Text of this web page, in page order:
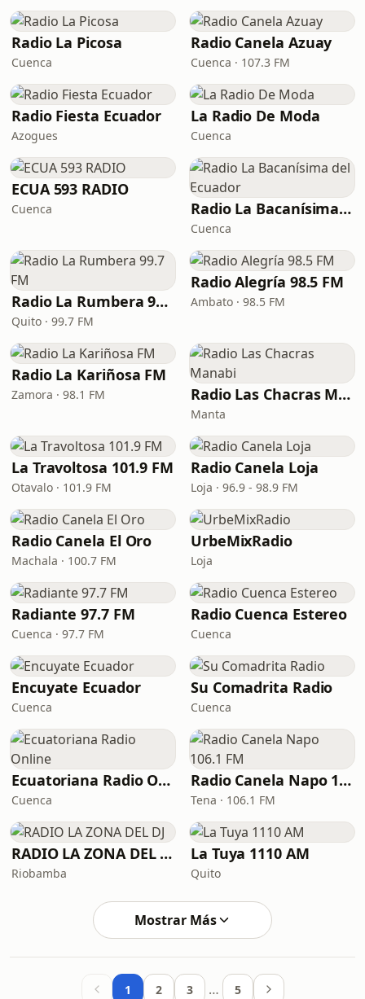
Radio La Picosa
Cuenca
Radio Canela Azuay
Cuenca · 107.3 FM
Radio Fiesta Ecuador
Azogues
La Radio De Moda
Cuenca
ECUA 593 RADIO
Cuenca Radio La Bacanísima del Ecuador
Cuenca
Radio La Rumbera 99.7 FM
Quito · 99.7 FM
Radio Alegría 98.5 FM
Ambato · 98.5 FM
Radio La Kariñosa FM
Zamora · 98.1 FM Radio Las Chacras Manabi
Manta
La Travoltosa 101.9 FM
Otavalo · 101.9 FM
Radio Canela Loja
Loja · 96.9 - 98.9 FM
Radio Canela El Oro
Machala · 100.7 FM
UrbeMixRadio
Loja
Radiante 97.7 FM
Cuenca · 97.7 FM
Radio Cuenca Estereo
Cuenca
Encuyate Ecuador
Cuenca
Su Comadrita Radio
Cuenca
Ecuatoriana Radio Online
Cuenca
Radio Canela Napo 106.1 FM
Tena · 106.1 FM
RADIO LA ZONA DEL DJ
Riobamba
La Tuya 1110 AM
Quito
Mostrar Más
1 2 3 … 5